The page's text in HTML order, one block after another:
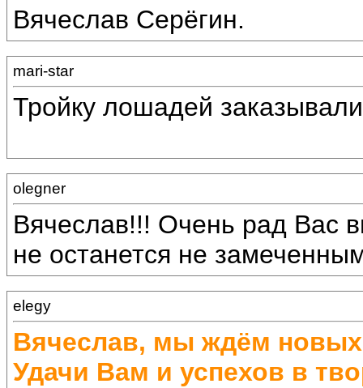
Вячеслав Серёгин.
mari-star
Тройку лошадей
olegner
Вячеслав!!! Очень рад Вас
не останется не
elegy
Вячеслав, мы ждём
Удачи Вам и успехов в